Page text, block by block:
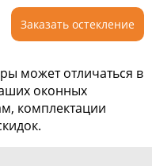
Заказать остекление
может отличаться в
оконных
комплектации